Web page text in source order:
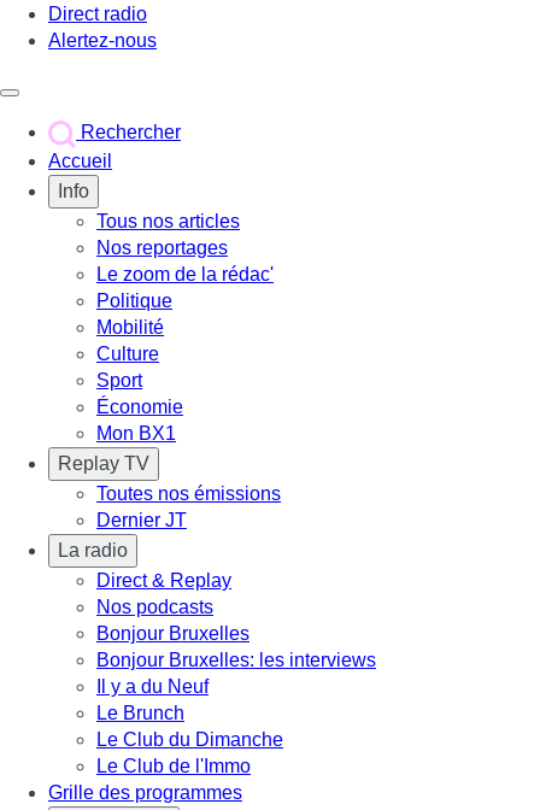
Direct radio
Alertez-nous
Rechercher
Accueil
Info
Tous nos articles
Nos reportages
Le zoom de la rédac'
Politique
Mobilité
Culture
Sport
Économie
Mon BX1
Replay TV
Toutes nos émissions
Dernier JT
La radio
Direct & Replay
Nos podcasts
Bonjour Bruxelles
Bonjour Bruxelles: les interviews
Il y a du Neuf
Le Brunch
Le Club du Dimanche
Le Club de l'Immo
Grille des programmes